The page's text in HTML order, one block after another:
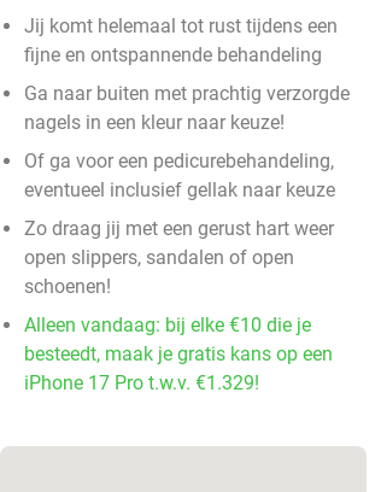
Jij komt helemaal tot rust tijdens een
fijne en ontspannende behandeling
Ga naar buiten met prachtig verzorgde
nagels in een kleur naar keuze!
Of ga voor een pedicurebehandeling,
eventueel inclusief gellak naar keuze
Zo draag jij met een gerust hart weer
open slippers, sandalen of open
schoenen!
Alleen vandaag: bij elke €10 die je
besteedt, maak je gratis kans op een
iPhone 17 Pro t.w.v. €1.329!